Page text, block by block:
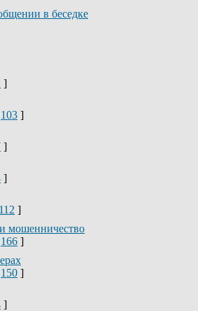
в беседке
]
103 ]
]
]
112 ]
мошенничество
166 ]
150 ]
]